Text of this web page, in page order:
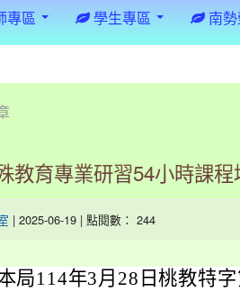
專區 學生專區 南
教育專業研習54小時課程
| 2025-06-19 | 點閱數： 244
局114年3月28日桃教特